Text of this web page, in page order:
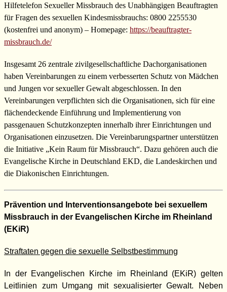
Hilfetelefon Sexueller Missbrauch des Unabhängigen Beauftragten
für Fragen des sexuellen Kindesmissbrauchs: 0800 2255530
(kostenfrei und anonym) – Homepage: https://beauftragter-
missbrauch.de/
Insgesamt 26 zentrale zivilgesellschaftliche Dachorganisationen
haben Vereinbarungen zu einem verbesserten Schutz von Mädchen
und Jungen vor sexueller Gewalt abgeschlossen. In den
Vereinbarungen verpflichten sich die Organisationen, sich für eine
flächendeckende Einführung und Implementierung von
passgenauen Schutzkonzepten innerhalb ihrer Einrichtungen und
Organisationen einzusetzen. Die Vereinbarungspartner unterstützen
die Initiative „Kein Raum für Missbrauch“. Dazu gehören auch die
Evangelische Kirche in Deutschland EKD, die Landeskirchen und
die Diakonischen Einrichtungen.
Prävention und Interventionsangebote bei sexuellem
Missbrauch in der Evangelischen Kirche im Rheinland
(EKiR)
Straftaten gegen die sexuelle Selbstbestimmung
In der Evangelischen Kirche im Rheinland (EKiR) gelten
Leitlinien zum Umgang mit sexualisierter Gewalt. Neben